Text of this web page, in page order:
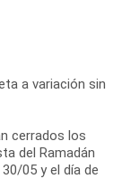
a variación sin
cerrados los
del Ramadán
05 y el día de